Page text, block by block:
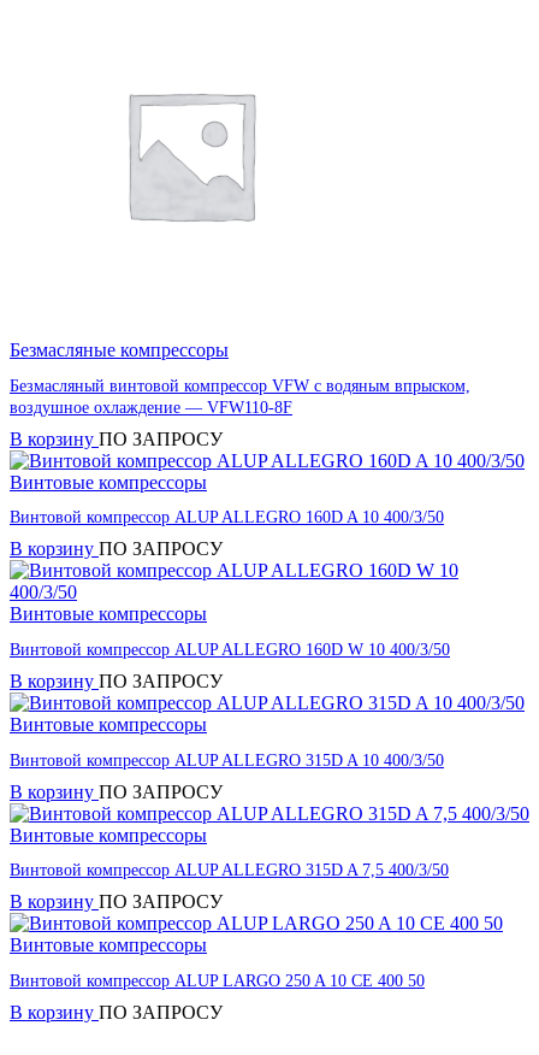
Безмасляные компрессоры
Безмасляный винтовой компрессор VFW с водяным впрыском,
воздушное охлаждение — VFW110-8F
В корзину ПО ЗАПРОСУ
Винтовые компрессоры
Винтовой компрессор ALUP ALLEGRO 160D A 10 400/3/50
В корзину ПО ЗАПРОСУ
Винтовые компрессоры
Винтовой компрессор ALUP ALLEGRO 160D W 10 400/3/50
В корзину ПО ЗАПРОСУ
Винтовые компрессоры
Винтовой компрессор ALUP ALLEGRO 315D A 10 400/3/50
В корзину ПО ЗАПРОСУ
Винтовые компрессоры
Винтовой компрессор ALUP ALLEGRO 315D A 7,5 400/3/50
В корзину ПО ЗАПРОСУ
Винтовые компрессоры
Винтовой компрессор ALUP LARGO 250 A 10 CE 400 50
В корзину ПО ЗАПРОСУ